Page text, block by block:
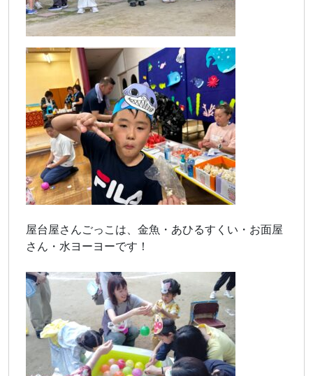
屋台屋さんごっこは、金魚・あひるすくい・お面屋
さん・水ヨーヨーです！